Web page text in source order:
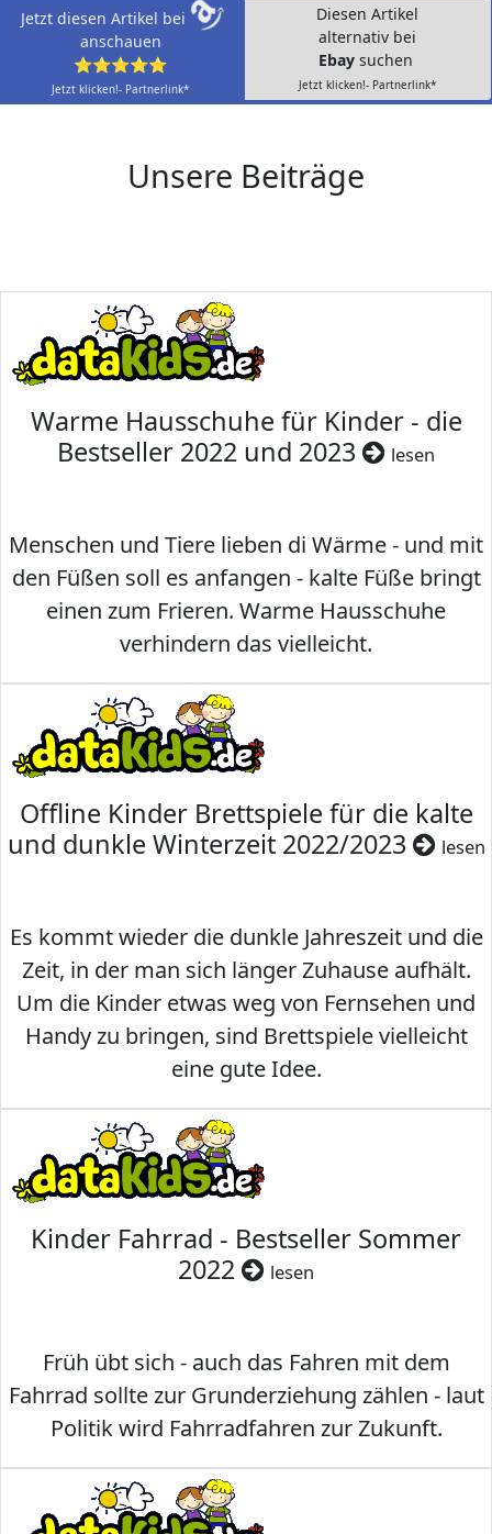
Jetzt diesen Artikel bei
anschauen
⭐⭐⭐⭐⭐
Jetzt klicken!- Partnerlink*
Diesen Artikel
alternativ bei
Ebay suchen
Jetzt klicken!- Partnerlink*
Unsere Beiträge
Warme Hausschuhe für Kinder - die
Bestseller 2022 und 2023
lesen
Menschen und Tiere lieben di Wärme - und mit
den Füßen soll es anfangen - kalte Füße bringt
einen zum Frieren. Warme Hausschuhe
verhindern das vielleicht.
Offline Kinder Brettspiele für die kalte
und dunkle Winterzeit 2022/2023
lesen
Es kommt wieder die dunkle Jahreszeit und die
Zeit, in der man sich länger Zuhause aufhält.
Um die Kinder etwas weg von Fernsehen und
Handy zu bringen, sind Brettspiele vielleicht
eine gute Idee.
Kinder Fahrrad - Bestseller Sommer
2022
lesen
Früh übt sich - auch das Fahren mit dem
Fahrrad sollte zur Grunderziehung zählen - laut
Politik wird Fahrradfahren zur Zukunft.